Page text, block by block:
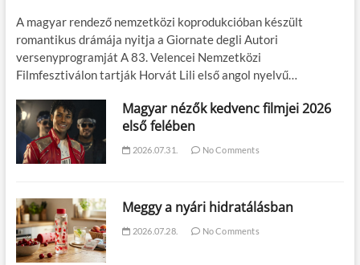
A magyar rendező nemzetközi koprodukcióban készült
romantikus drámája nyitja a Giornate degli Autori
versenyprogramját A 83. Velencei Nemzetközi
Filmfesztiválon tartják Horvát Lili első angol nyelvű…
Magyar nézők kedvenc filmjei 2026
első felében
2026.07.31. No Comments
Meggy a nyári hidratálásban
2026.07.28. No Comments